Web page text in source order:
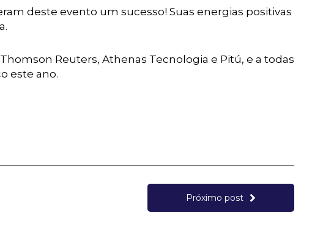
deste evento um sucesso! Suas energias positivas
Reuters, Athenas Tecnologia e Pitú, e a todas
este ano.
Próximo post